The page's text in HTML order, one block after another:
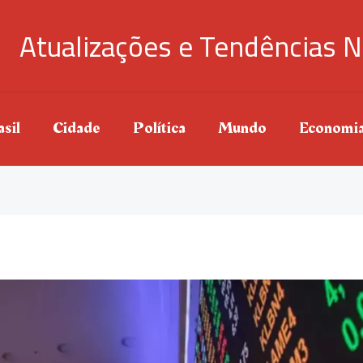
Atualizações e Tendências
Cidade Política Mundo